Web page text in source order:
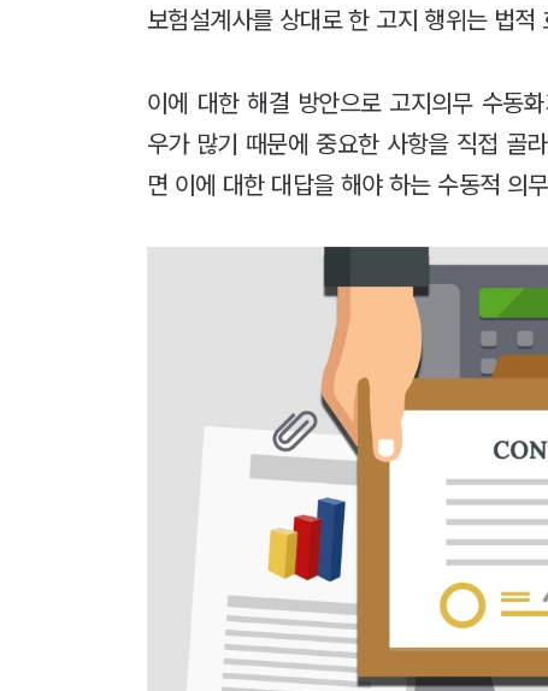
보험설계사를 상대로 한 고지 행위는 법
이에 대한 해결 방안으로 고지의무 수동
우가 많기 때문에 중요한 사항을 직접 골
면 이에 대한 대답을 해야 하는 수동적 의